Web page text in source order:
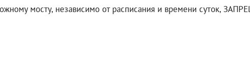
мосту, независимо от расписания и времени суток,